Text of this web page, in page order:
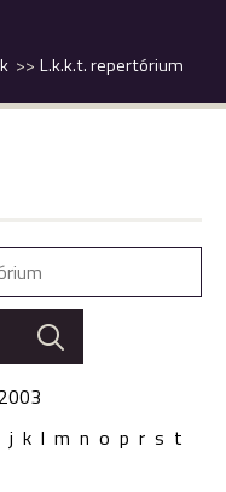
L.k.k.t. repertórium
2003
j k l m n o p r s t